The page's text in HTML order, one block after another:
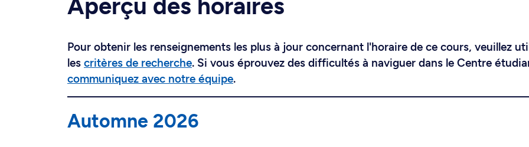
Aperçu des horaires
Pour obtenir les renseignements les plus à jour concernant l'horaire de ce cours, veuillez
les critères de recherche. Si vous éprouvez des difficultés à naviguer dans le Centre
communiquez avec notre équipe.
Automne 2026